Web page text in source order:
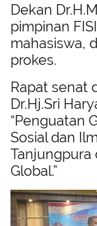
Dekan
pimpinan
mahasiswa,
prokes.
Rapat senat
Dr.Hj.Sri
“Penguatan
Sosial dan
Tanjungpura
Global.”